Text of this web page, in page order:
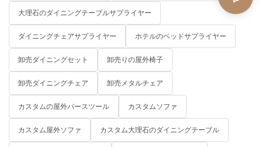
大理石のダイニングテーブルサプライヤー
ダイニングチェアサプライヤー ホテルのベッドサプライヤー
卸売ダイニングセット 卸売りの屋外椅子
卸売ダイニングチェア 卸売メタルチェア
カスタムの屋外バースツール カスタムソファ
カスタム屋外ソファ カスタム大理石のダイニングテーブル